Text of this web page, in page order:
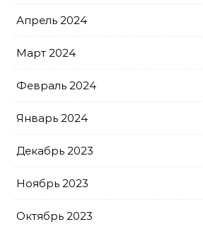
Апрель 2024
Март 2024
Февраль 2024
Январь 2024
Декабрь 2023
Ноябрь 2023
Октябрь 2023